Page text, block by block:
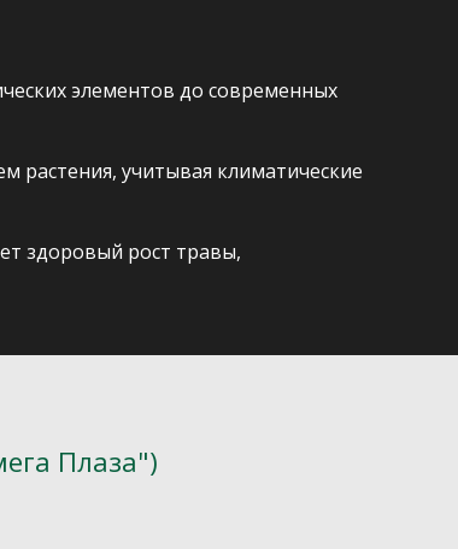
элементов до современных
учитывая климатические
здоровый рост травы,
Плаза")